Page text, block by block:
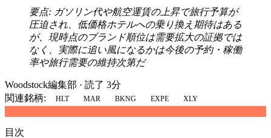
要点: ガソリン代や航空運賃の上昇で旅行予算が
圧迫され、低価格ホテルへの乗り換え期待はある
が、現時点のブランド順位は需要拡大の証拠では
なく、実際に追い風になるかは今後の予約・稼働
率や旅行需要の維持次第だ
Woodstock編集部 · 読了 3分
関連銘柄:
HLT MAR BKNG EXPE XLY
目次